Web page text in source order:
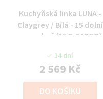
Kuchyňská linka LUNA -
Claygrey / Bílá - 15 dolní
cargo koš (15 D CARGO)
14 dní
2 569 Kč
DO KOŠÍKU